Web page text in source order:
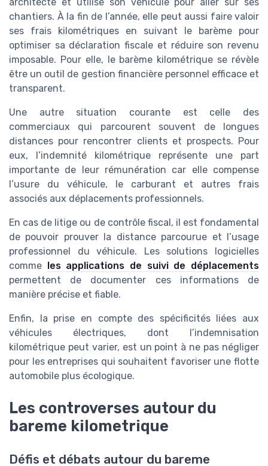
chantiers. À la fin de l’année, elle peut aussi faire valoir
ses frais kilométriques en suivant le barème pour
optimiser sa déclaration fiscale et réduire son revenu
imposable. Pour elle, le barème kilométrique se révèle
être un outil de gestion financière personnel efficace et
transparent.
Une autre situation courante est celle des
commerciaux qui parcourent souvent de longues
distances pour rencontrer clients et prospects. Pour
eux, l’indemnité kilométrique représente une part
importante de leur rémunération car elle compense
l’usure du véhicule, le carburant et autres frais
associés aux déplacements professionnels.
En cas de litige ou de contrôle fiscal, il est fondamental
de pouvoir prouver la distance parcourue et l’usage
professionnel du véhicule. Les solutions logicielles
comme les applications de suivi de déplacements
permettent de documenter ces informations de
manière précise et fiable.
Enfin, la prise en compte des spécificités liées aux
véhicules électriques, dont l’indemnisation
kilométrique peut varier, est un point à ne pas négliger
pour les entreprises qui souhaitent favoriser une flotte
automobile plus écologique.
Les controverses autour du
bareme kilometrique
Défis et débats autour du bareme